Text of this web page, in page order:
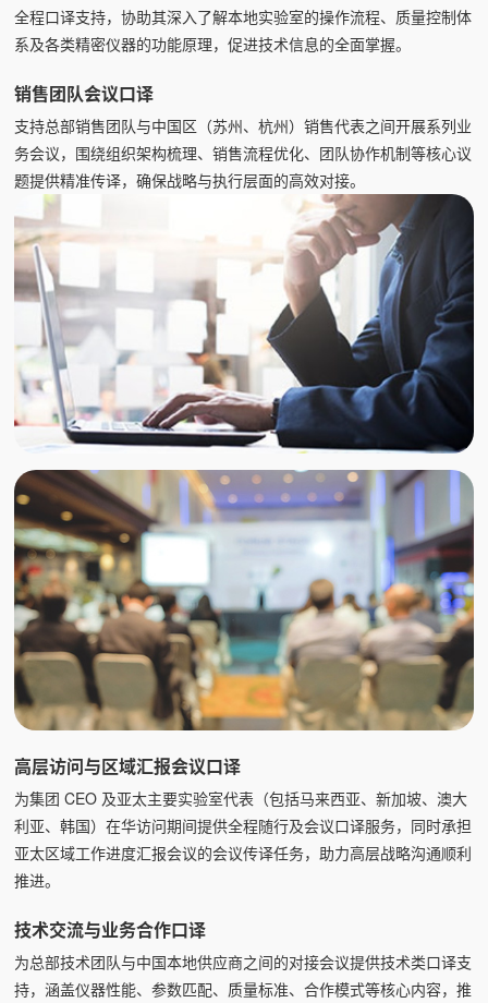
全程口译支持，协助其深入了解本地实验室的操作流程、质量控制体
系及各类精密仪器的功能原理，促进技术信息的全面掌握。
销售团队会议口译
支持总部销售团队与中国区（苏州、杭州）销售代表之间开展系列业
务会议，围绕组织架构梳理、销售流程优化、团队协作机制等核心议
题提供精准传译，确保战略与执行层面的高效对接。
高层访问与区域汇报会议口译
为集团 CEO 及亚太主要实验室代表（包括马来西亚、新加坡、澳大
利亚、韩国）在华访问期间提供全程随行及会议口译服务，同时承担
亚太区域工作进度汇报会议的会议传译任务，助力高层战略沟通顺利
推进。
技术交流与业务合作口译
为总部技术团队与中国本地供应商之间的对接会议提供技术类口译支
持，涵盖仪器性能、参数匹配、质量标准、合作模式等核心内容，推